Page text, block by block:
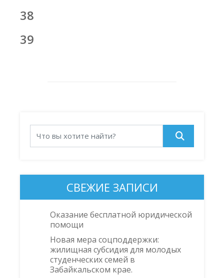
38
39
СВЕЖИЕ ЗАПИСИ
Оказание бесплатной юридической
помощи
Новая мера соцподдержки:
жилищная субсидия для молодых
студенческих семей в
Забайкальском крае.